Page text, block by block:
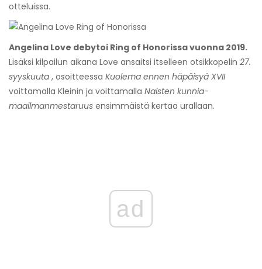
otteluissa.
Angelina Love debytoi Ring of Honorissa vuonna 2019.
Lisäksi kilpailun aikana Love ansaitsi itselleen otsikkopelin 27.
syyskuuta , osoitteessa Kuolema ennen häpäisyä XVII
voittamalla Kleinin ja voittamalla Naisten kunnia-
maailmanmestaruus ensimmäistä kertaa urallaan.
ad